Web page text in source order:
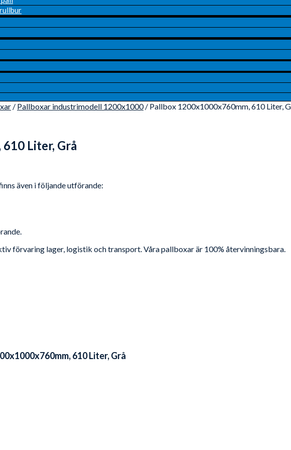
/ Pallboxar industrimodell 1200x1000/ Pallbox 1200x1000x760mm, 610 Liter,
Liter, Grå
även i följande utförande:
förvaring lager, logistik och transport. Våra pallboxar är 100% återvinningsbara.
610 Liter, Grå